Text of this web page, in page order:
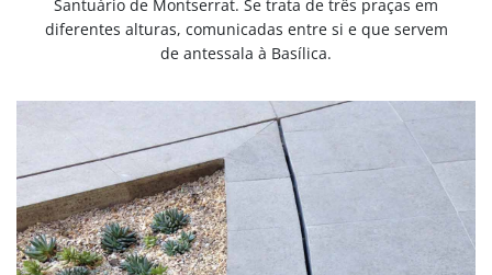
Santuário de Montserrat. Se trata de três praças em
diferentes alturas, comunicadas entre si e que servem
de antessala à Basílica.